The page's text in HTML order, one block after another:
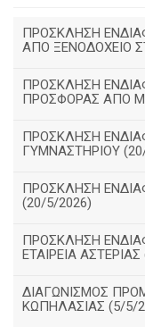
ΠΡΟΣΚΛΗΣΗ
ΑΠΟ ΞΕΝΟΔΟΧΕΙΟ
ΠΡΟΣΚΛΗΣΗ
ΠΡΟΣΦΟΡΑΣ ΑΠΟ
ΠΡΟΣΚΛΗΣΗ
ΓΥΜΝΑΣΤΗΡΙΟΥ
ΠΡΟΣΚΛΗΣΗ
(20/5/2026)
ΠΡΟΣΚΛΗΣΗ
ΕΤΑΙΡΕΙΑ
ΔΙΑΓΩΝΙΣΜΟΣ
ΚΩΠΗΛΑΣΙΑΣ (5/5/